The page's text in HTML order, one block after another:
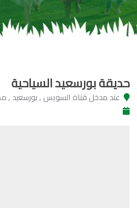
حديقة بورسعيد السياحية
عند مدخل قناة السويس , بورسعيد ,